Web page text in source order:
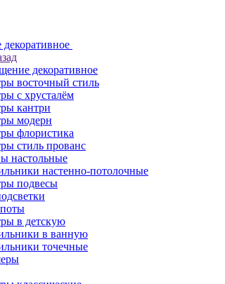
декоративное
восточный стиль
с хрусталём
кантри
модерн
флористика
стиль прованс
настольные
настенно-потолочные
подвесы
в детскую
в ванную
точечные